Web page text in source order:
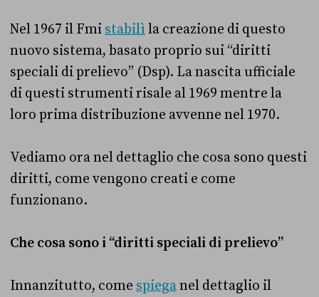
Nel 1967 il Fmi stabilì la creazione di questo
nuovo sistema, basato proprio sui “diritti
speciali di prelievo” (Dsp). La nascita ufficiale
di questi strumenti risale al 1969 mentre la
loro prima distribuzione avvenne nel 1970.
Vediamo ora nel dettaglio che cosa sono questi
diritti, come vengono creati e come
funzionano.
Che cosa sono i “diritti speciali di prelievo”
Innanzitutto, come spieganel dettaglio il